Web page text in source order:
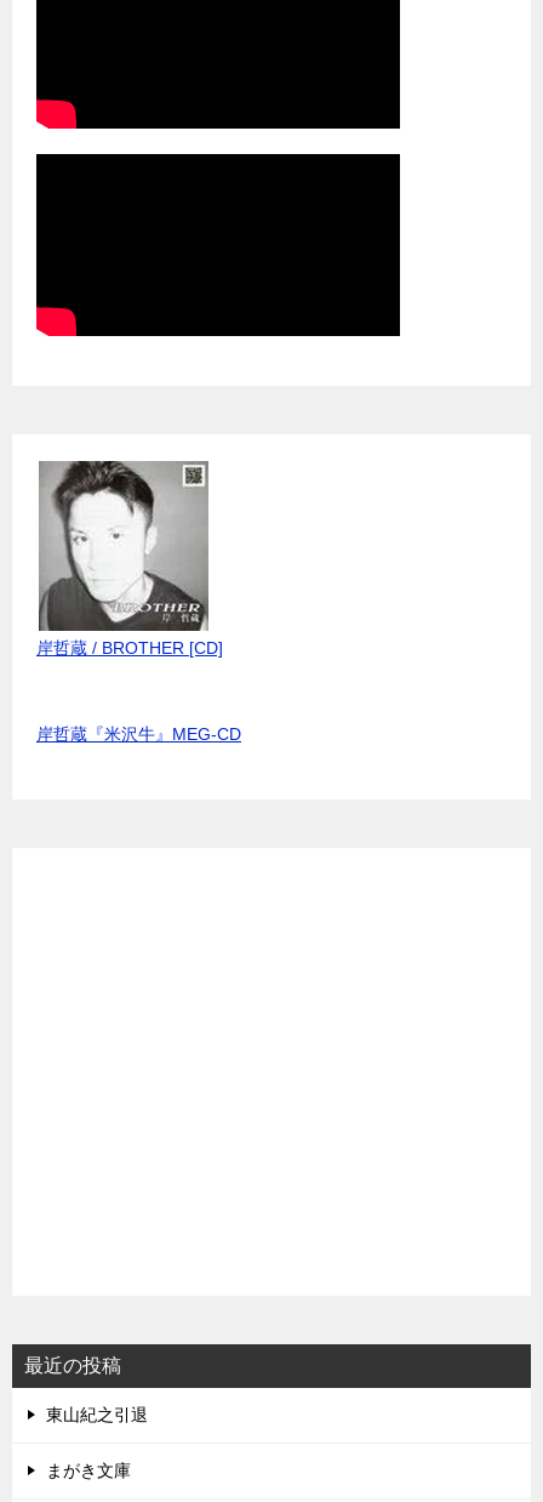
岸哲蔵 / BROTHER [CD]
岸哲蔵『米沢牛』MEG-CD
最近の投稿
東山紀之引退
まがき文庫